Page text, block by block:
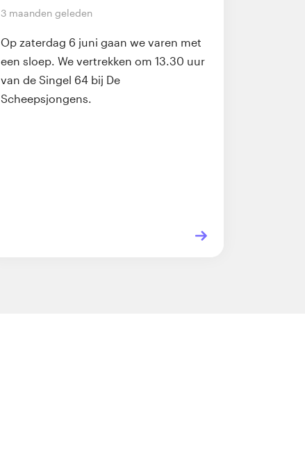
3 maanden geleden
Op zaterdag 6 juni gaan we varen met
een sloep. We vertrekken om 13.30 uur
van de Singel 64 bij De
Scheepsjongens.